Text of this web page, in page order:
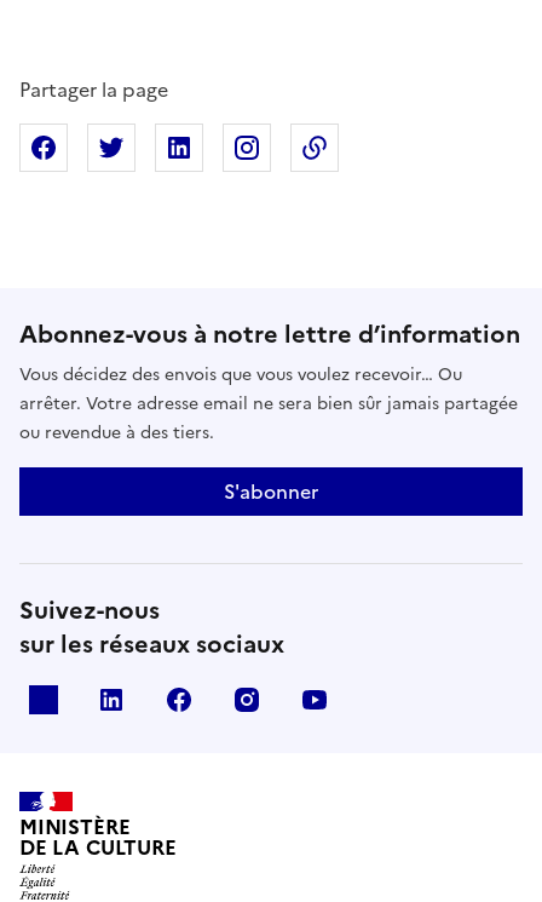
Partager la page
Partager sur Facebook
Partager sur XPartager sur Linkedin
Partager sur Instagram
Abonnez-vous à notre lettre d’information
Vous décidez des envois que vous voulez recevoir… Ou
arrêter. Votre adresse email ne sera bien sûr jamais partagée
ou revendue à des tiers.
S'abonner
Suivez-nous
sur les réseaux sociaux
linkedin facebook instagram
MINISTÈRE
DE LA CULTURE